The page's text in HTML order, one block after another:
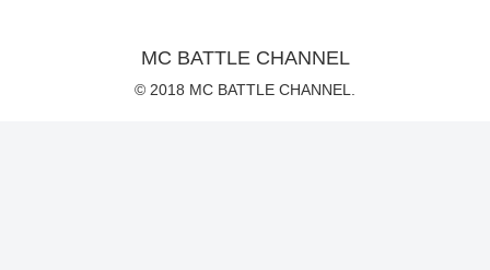
MC BATTLE CHANNEL
© 2018 MC BATTLE CHANNEL.